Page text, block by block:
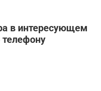
в интересующем